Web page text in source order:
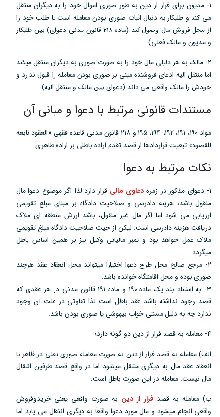
۱- مدیون برای فرار از دین به طور صوری اموال خود را به دیگران منتقل
می کند و طلبکار به دنبال اثبات صوری بودن معامله است تا طلب خود را
از محل فروش مال وصول کند (ماده ۲۱۸ قانون مدنی دعوای) بین طلبکار
و مدیون و مالک فعلی)
۲- مالک به هر دلیلی مال خود را به صورت صوری به دیگران منتقل میکند
اما منتقل الیه ادعای فروشنده مبنی بر صوری بودن معامله را قبول ندارد و
خودش را مالک واقعی می داند (دعوای بین مالک و منتقل الیه).
مستندات قانونی مرتبط با دعوا و مبانی آن
مواد ۱۹۰، ۱۹۱، ۱۹۲، ۱۹۴، ۱۹۵ و ۲۱۸ قانون مدنی قاعده فقهی «العقود تابعه
للقصود» تبعیت قراردادها از قصد تقدم اراده باطنی بر اراده ظاهری.
نکات مرتبط به دعوا
۱- دعوای مذکور در زمره دعاوی مالی قرار دارد لذا اگر موضوع دعوا مال
منقول باشد، هزینه دادرسی و صلاحیت دادگاه بر مبنای مبلغ تقویمی
ارزیابی می شود اما اگر مال غیر منقول، باشد ارزش منطقه ای ملاک
دریافت هزینه دادرسی است. لیکن از حیث صلاحیت دادگاه مبلغ تقویمی
ملاک عمل خواهد بود و تمبر مالیاتی وکیل نیز بر همین اساس باطل
میگردد.
۲- مرجع صالح محل طرح دعوا اختیاراً میتواند محل انعقاد عقد هرچند
صوری بوده و محل اقامتگاه خوانده باشد.
۳- به استناد بند یک ماده ۱۹۰ و ماده ۱۹۱ قانون مدنی در هر عقدی که
قصد وجود نداشته باشد عقد باطل است لذا تفاوتی در علت آن وجود
ندارد چه به دلیل مستی خواب بیهوشی یا صوری بودن باشد.
۴- معامله به قصد فرار از دین دو گونه دارد؛
الف) معامله به قصد فرار از دین به صورت معامله صوری یعنی در ظاهر با
انعقاد عقد مال به دیگری منتقل میشود اما در واقع قصد طرفین انتقال
مال نیست. معامله در این صورت باطل است.
ب) معامله به قصد فرار از دین به صورت واقعی یعنی خریدوفروش
واقعی انجام میشود و مال مورد دعوا واقعاً به دیگری انتقال می یابد اما